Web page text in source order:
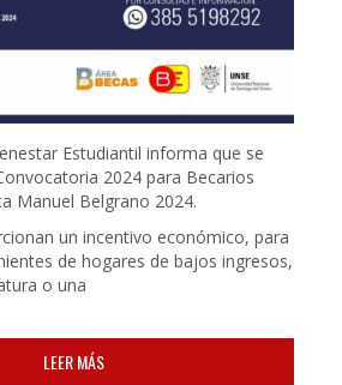
Estudiantil informa que se
2024 para Becarios
Manuel Belgrano 2024.
un incentivo económico, para
de hogares de bajos ingresos,
o una
LEER MÁS